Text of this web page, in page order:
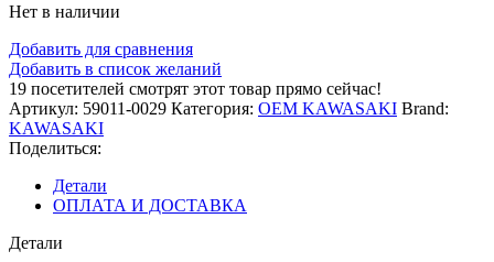
Нет в наличии
Добавить для сравнения
Добавить в список желаний
19 посетителей смотрят этот товар прямо сейчас!
Артикул: 59011-0029 Категория: OEM KAWASAKI Brand:
KAWASAKI
Поделиться:
Детали
ОПЛАТА И ДОСТАВКА
Детали